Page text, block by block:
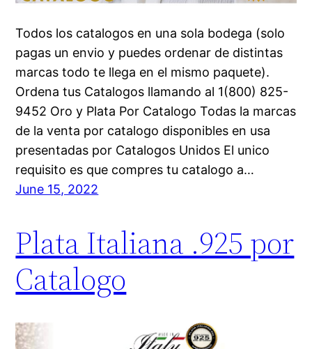
Todos los catalogos en una sola bodega (solo
pagas un envio y puedes ordenar de distintas
marcas todo te llega en el mismo paquete).
Ordena tus Catalogos llamando al 1(800) 825-
9452 Oro y Plata Por Catalogo Todas la marcas
de la venta por catalogo disponibles en usa
presentadas por Catalogos Unidos El unico
requisito es que compres tu catalogo a…
June 15, 2022
Plata Italiana .925 por
Catalogo